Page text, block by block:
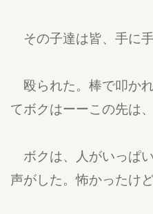
その子達は皆、手に
殴られた。棒で叩か
てボクはーーこの先は
ボクは、人がいっぱ
声がした。怖かったけ